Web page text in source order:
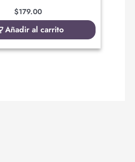
$179.00
Añadir al carrito